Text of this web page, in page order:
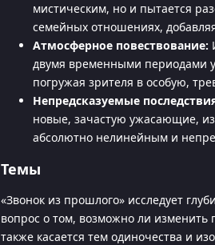
мистическим, но и пытается
семейных отношениях,
Атмосферное повествование:
двумя временными периодами
погружая зрителя в особую,
Непредсказуемые
новые, зачастую ужасающие,
абсолютно нелинейным и
Темы
«Звонок из прошлого» исследует
вопрос о том, возможно ли
также касается тем одиночества и